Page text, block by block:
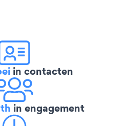
in contacten
in engagement